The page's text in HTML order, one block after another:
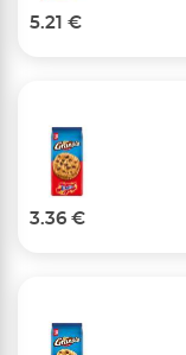
5.21 €
3.36 €